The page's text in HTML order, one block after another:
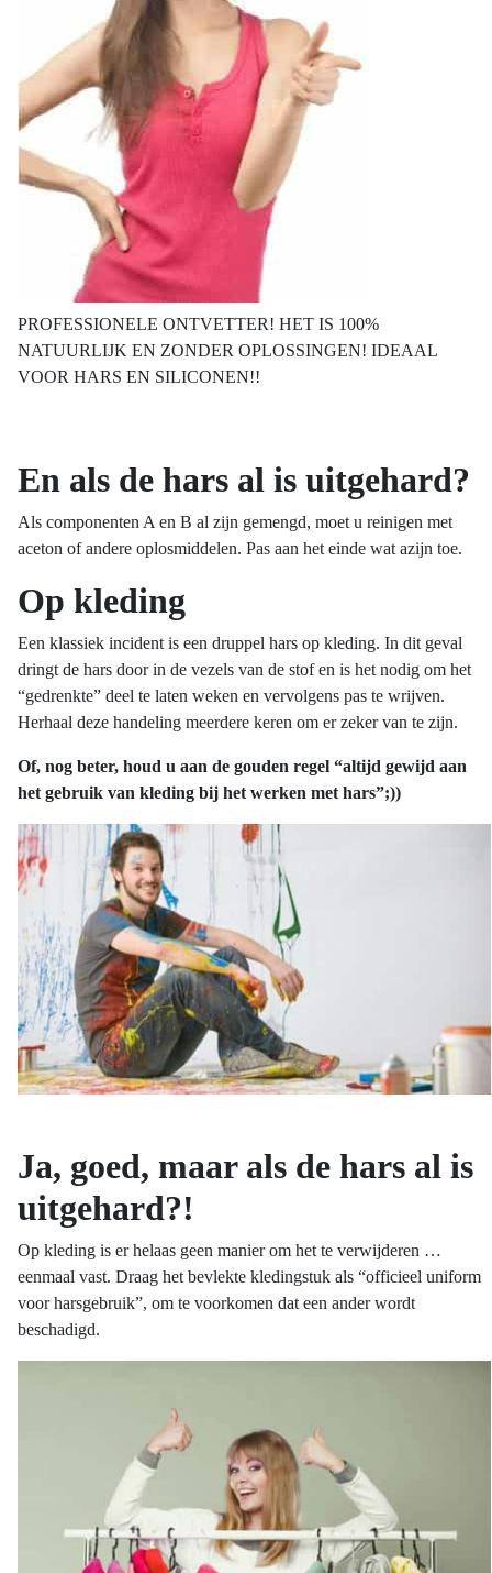
PROFESSIONELE ONTVETTER! HET IS 100%
NATUURLIJK EN ZONDER OPLOSSINGEN! IDEAAL
VOOR HARS EN SILICONEN!!
En als de hars al is uitgehard?
Als componenten A en B al zijn gemengd, moet u reinigen met
aceton of andere oplosmiddelen. Pas aan het einde wat azijn toe.
Op kleding
Een klassiek incident is een druppel hars op kleding. In dit geval
dringt de hars door in de vezels van de stof en is het nodig om het
“gedrenkte” deel te laten weken en vervolgens pas te wrijven.
Herhaal deze handeling meerdere keren om er zeker van te zijn.
Of, nog beter, houd u aan de gouden regel “altijd gewijd aan
het gebruik van kleding bij het werken met hars”;))
Ja, goed, maar als de hars al is
uitgehard?!
Op kleding is er helaas geen manier om het te verwijderen …
eenmaal vast. Draag het bevlekte kledingstuk als “officieel uniform
voor harsgebruik”, om te voorkomen dat een ander wordt
beschadigd.